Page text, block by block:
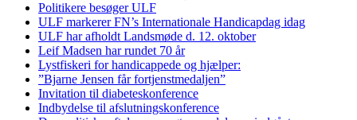
Politikere besøger ULF
ULF markerer FN’s Internationale Handicapdag idag
ULF har afholdt Landsmøde d. 12. oktober
Leif Madsen har rundet 70 år
Lystfiskeri for handicappede og hjælper:
”Bjarne Jensen får fortjenstmedaljen”
Invitation til diabeteskonference
Indbydelse til afslutningskonference